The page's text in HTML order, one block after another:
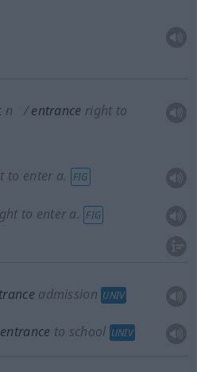
n entrance right to
to entera. FIG
to entera. FIG
admission UNIV
entrance to school UNIV